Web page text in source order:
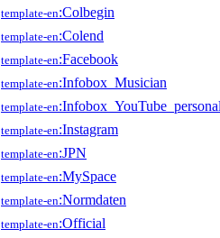
template-en:Colbegin
template-en:Colend
template-en:Facebook
template-en:Infobox_Musician
template-en
template-en:Instagram
template-en:JPN
template-en:MySpace
template-en:Normdaten
template-en:Official